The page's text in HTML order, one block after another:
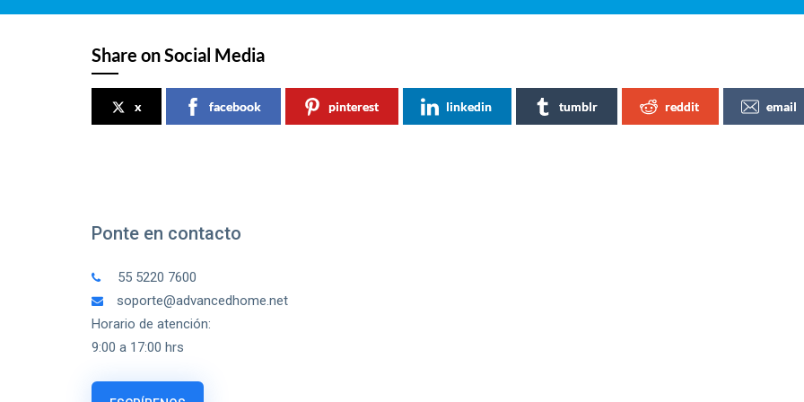
Share on Social Media
x facebook pinterest linkedin tumblr reddit email
Ponte en contacto
55 5220 7600
soporte@advancedhome.net
Horario de atención:
9:00 a 17:00 hrs